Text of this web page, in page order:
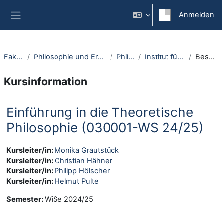
Anmelden
Fakultäten Philosophie und Erziehungswissenschaft Philosophie Institut für Philosophie I Beschreibung
Kursinformation
Einführung in die Theoretische
Philosophie (030001-WS 24/25)
Kursleiter/in: Monika Grautstück
Kursleiter/in: Christian Hähner
Kursleiter/in: Philipp Hölscher
Kursleiter/in: Helmut Pulte
Semester:WiSe 2024/25